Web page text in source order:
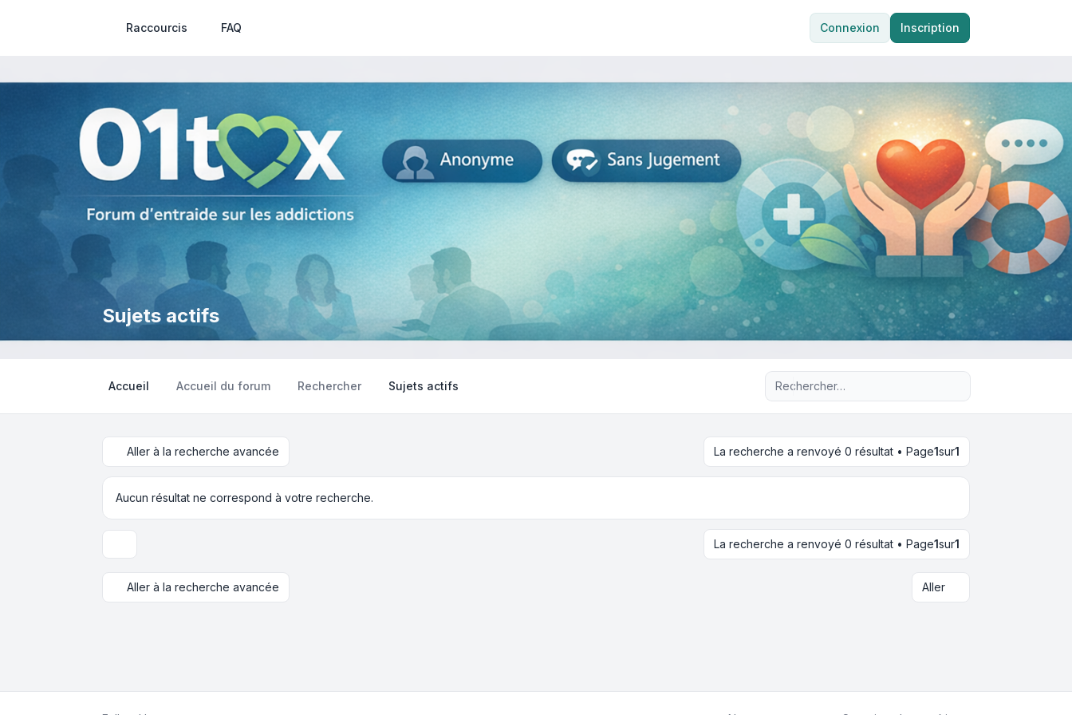
Raccourcis FAQ Connexion Inscription
Sujets actifs
Accueil Accueil du forum Rechercher Sujets actifs Recherche avancée
Aller à la recherche avancée La recherche a renvoyé 0 résultat • Page1sur1
Aucun résultat ne correspond à votre recherche.
La recherche a renvoyé 0 résultat • Page1sur1
Aller à la recherche avancée Aller